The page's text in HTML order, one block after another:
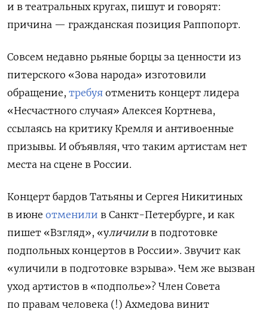
и в театральных кругах, пишут и говорят:
причина — гражданская позиция Раппопорт.
Совсем недавно рьяные борцы за ценности из
питерского «Зова народа» изготовили
обращение, требуя отменить концерт лидера
«Несчастного случая» Алексея Кортнева,
ссылаясь на критику Кремля и антивоенные
призывы. И объявляя, что таким артистам нет
места на сцене в России.
Концерт бардов Татьяны и Сергея Никитиных
в июне отменили в Санкт-Петербурге, и как
пишет «Взгляд», «уличилив подготовке
подпольных концертов в России». Звучит как
«уличили в подготовке взрыва». Чем же вызван
уход артистов в «подполье»? Член Совета
по правам человека (!) Ахмедова винит